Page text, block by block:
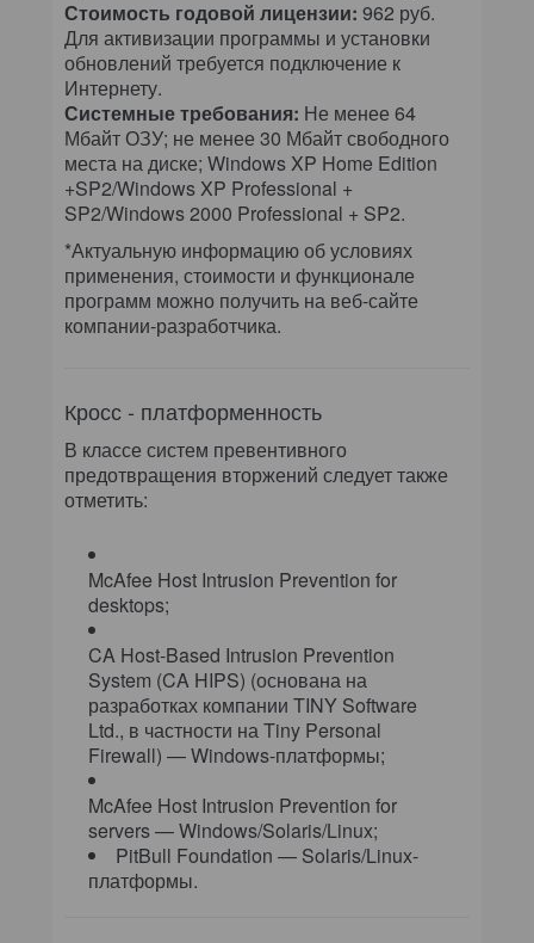
Стоимость годовой лицензии: 962 руб.
Для активизации программы и установки
обновлений требуется подключение к
Интернету.
Системные требования: Не менее 64
Мбайт ОЗУ; не менее 30 Мбайт свободного
места на диске; Windows XP Home Edition
+SP2/Windows XP Professional +
SP2/Windows 2000 Professional + SP2.
*Актуальную информацию об условиях
применения, стоимости и функционале
программ можно получить на веб-сайте
компании-разработчика.
Кросс - платформенность
В классе систем превентивного
предотвращения вторжений следует также
отметить:
McAfee Host Intrusion Prevention for
desktops;
CA Host-Based Intrusion Prevention
System (CA HIPS) (основана на
разработках компании TINY Software
Ltd., в частности на Tiny Personal
Firewall) — Windows-платформы;
McAfee Host Intrusion Prevention for
servers — Windows/Solaris/Linux;
PitBull Foundation — Solaris/Linux-
платформы.